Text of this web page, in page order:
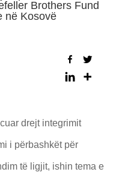
Brothers Fund
në Kosovë
drejt integrimit
i përbashkët për
të ligjit, ishin tema e